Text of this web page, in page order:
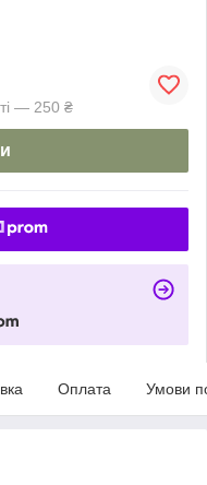
— 250 ₴
Оплата Умови